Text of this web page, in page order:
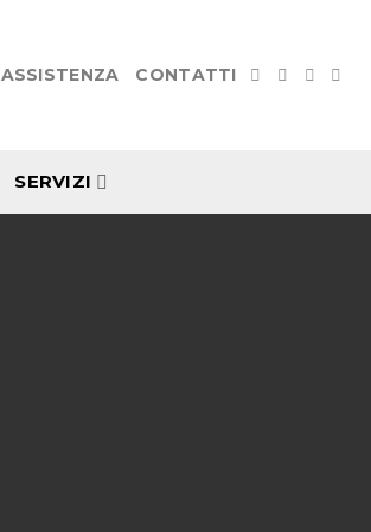
ASSISTENZA CONTATTI
SERVIZI